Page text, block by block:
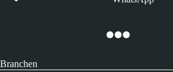
Branchen